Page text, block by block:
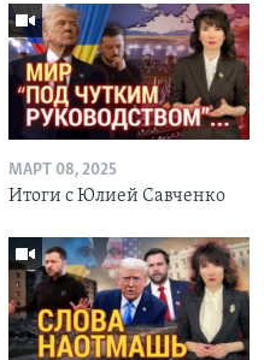
МАРТ 08, 2025
Итоги с Юлией Савченко